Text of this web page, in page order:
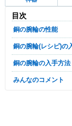
目次
銅の腕輪の性能
銅の腕輪(レシピ)の
銅の腕輪の入手方法
みんなのコメント